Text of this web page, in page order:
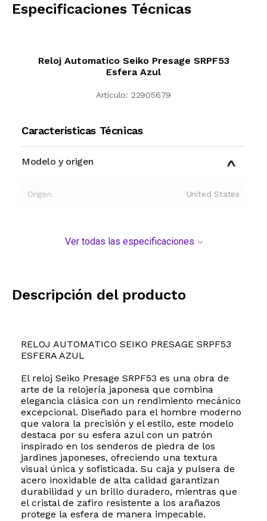
Especificaciones Técnicas
Reloj Automatico Seiko Presage SRPF53
Esfera Azul
Artículo: 22905679
Características Técnicas
Modelo y origen
Origen United States
Ver todas las especificaciones
Descripción del producto
RELOJ AUTOMATICO SEIKO PRESAGE SRPF53
ESFERA AZUL
El reloj Seiko Presage SRPF53 es una obra de
arte de la relojería japonesa que combina
elegancia clásica con un rendimiento mecánico
excepcional. Diseñado para el hombre moderno
que valora la precisión y el estilo, este modelo
destaca por su esfera azul con un patrón
inspirado en los senderos de piedra de los
jardines japoneses, ofreciendo una textura
visual única y sofisticada. Su caja y pulsera de
acero inoxidable de alta calidad garantizan
durabilidad y un brillo duradero, mientras que
el cristal de zafiro resistente a los arañazos
protege la esfera de manera impecable.